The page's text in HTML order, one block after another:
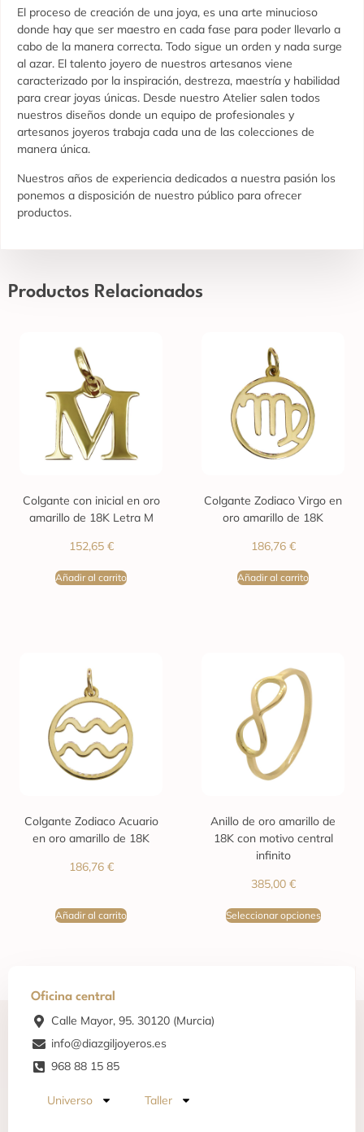
El proceso de creación de una joya, es una arte minucioso
donde hay que ser maestro en cada fase para poder llevarlo a
cabo de la manera correcta. Todo sigue un orden y nada surge
al azar. El talento joyero de nuestros artesanos viene
caracterizado por la inspiración, destreza, maestría y habilidad
para crear joyas únicas. Desde nuestro Atelier salen todos
nuestros diseños donde un equipo de profesionales y
artesanos joyeros trabaja cada una de las colecciones de
manera única.
Nuestros años de experiencia dedicados a nuestra pasión los
ponemos a disposición de nuestro público para ofrecer
productos.
Productos Relacionados
Colgante con inicial en oro
amarillo de 18K Letra M
152,65 €
Añadir al carrito
Colgante Zodiaco Virgo en
oro amarillo de 18K
186,76 €
Añadir al carrito
Colgante Zodiaco Acuario
en oro amarillo de 18K
186,76 €
Añadir al carrito
Anillo de oro amarillo de
18K con motivo central
infinito
385,00 €
Seleccionar opciones
Oficina central
Calle Mayor, 95. 30120 (Murcia)
info@diazgiljoyeros.es
968 88 15 85
Universo Taller